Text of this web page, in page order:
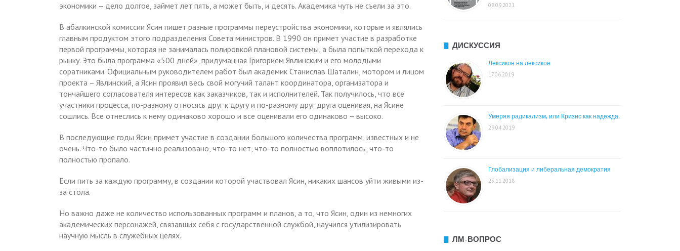
экономики – дело долгое, займет лет пять, а может быть, и десять. Академика чуть не съели за это.
В абалкинской комиссии Ясин пишет разные программы переустройства экономики, которые и являлись
главным продуктом этого подразделения Совета министров. В 1990 он примет участие в разработке
первой программы, которая не занималась полировкой плановой системы, а была попыткой перехода к
рынку. Это была программа «500 дней», придуманная Григорием Явлинским и его молодыми
соратниками. Официальным руководителем работ был академик Станислав Шаталин, мотором и лицом
проекта – Явлинский, а Ясин проявил весь свой могучий талант координатора, организатора и
тончайшего согласователя интересов как заказчиков, так и исполнителей. Так получилось, что все
участники процесса, по-разному относясь друг к другу и по-разному друг друга оценивая, на Ясине
сошлись. Все отнеслись к нему одинаково хорошо и все оценивали его одинаково – высоко.
В последующие годы Ясин примет участие в создании большого количества программ, известных и не
очень. Что-то было частично реализовано, что-то нет, что-то полностью воплотилось, что-то
полностью пропало.
Если пить за каждую программу, в создании которой участвовал Ясин, никаких шансов уйти живыми из-
за стола.
Но важно даже не количество использованных программ и планов, а то, что Ясин, один из немногих
академических персонажей, связавших себя с государственной службой, научился утилизировать
научную мысль в служебных целях.
08.09.2021
ДИСКУССИЯ
Лексикон на лексикон
17.06.2019
Умеряя радикализм, или Кризис как надежда.
29.04.2019
Глобализация и либеральная демократия
23.11.2018
ЛМ-ВОПРОС